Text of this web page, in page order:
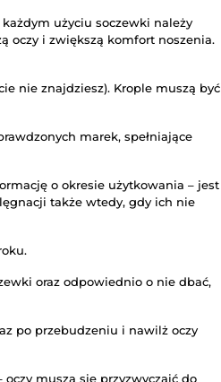
każdym użyciu soczewki należy
oczy i zwiększą komfort noszenia.
nie znajdziesz). Krople muszą być
marek, spełniające
o okresie użytkowania – jest
także wtedy, gdy ich nie
oraz odpowiednio o nie dbać,
po przebudzeniu i nawilż oczy
muszą się przyzwyczaić do